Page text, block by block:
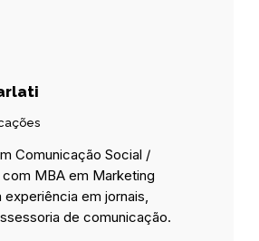
Comunicação Social /
MBA em Marketing
experiência em jornais,
de comunicação.